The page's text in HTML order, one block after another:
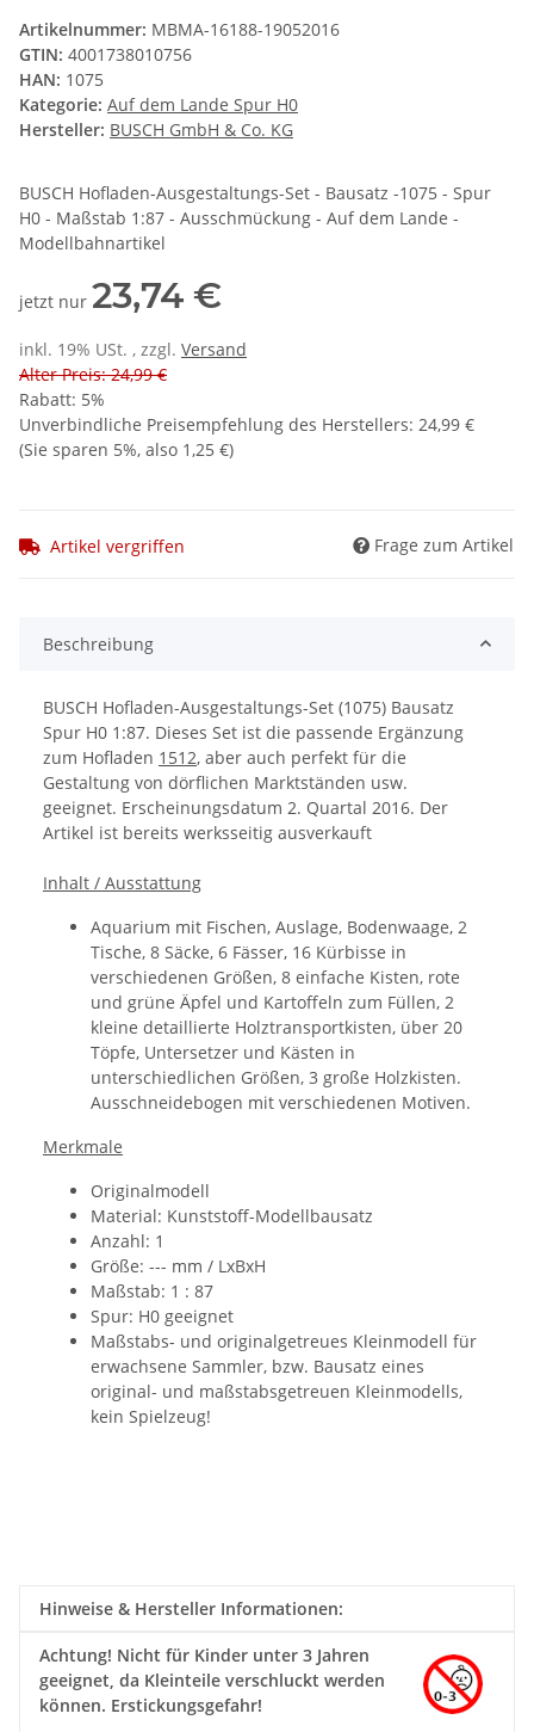
Artikelnummer: MBMA-16188-19052016
GTIN: 4001738010756
HAN: 1075
Kategorie: Auf dem Lande Spur H0
Hersteller: BUSCH GmbH & Co. KG
BUSCH Hofladen-Ausgestaltungs-Set - Bausatz -1075 - Spur
H0 - Maßstab 1:87 - Ausschmückung - Auf dem Lande -
Modellbahnartikel
jetzt nur 23,74 €
inkl. 19% USt. , zzgl. Versand
Alter Preis: 24,99 €
Rabatt: 5%
Unverbindliche Preisempfehlung des Herstellers: 24,99 €
(Sie sparen 5%, also 1,25 €)
Artikel vergriffen Frage zum Artikel
Beschreibung
BUSCH Hofladen-Ausgestaltungs-Set (1075) Bausatz
Spur H0 1:87. Dieses Set ist die passende Ergänzung
zum Hofladen 1512, aber auch perfekt für die
Gestaltung von dörflichen Marktständen usw.
geeignet. Erscheinungsdatum 2. Quartal 2016. Der
Artikel ist bereits werksseitig ausverkauft
Inhalt / Ausstattung
Aquarium mit Fischen, Auslage, Bodenwaage, 2
Tische, 8 Säcke, 6 Fässer, 16 Kürbisse in
verschiedenen Größen, 8 einfache Kisten, rote
und grüne Äpfel und Kartoffeln zum Füllen, 2
kleine detaillierte Holztransportkisten, über 20
Töpfe, Untersetzer und Kästen in
unterschiedlichen Größen, 3 große Holzkisten.
Ausschneidebogen mit verschiedenen Motiven.
Merkmale
Originalmodell
Material: Kunststoff-Modellbausatz
Anzahl: 1
Größe: --- mm / LxBxH
Maßstab: 1 : 87
Spur: H0 geeignet
Maßstabs- und originalgetreues Kleinmodell für
erwachsene Sammler, bzw. Bausatz eines
original- und maßstabsgetreuen Kleinmodells,
kein Spielzeug!
Hinweise & Hersteller Informationen:
Achtung! Nicht für Kinder unter 3 Jahren
geeignet, da Kleinteile verschluckt werden
können. Erstickungsgefahr!